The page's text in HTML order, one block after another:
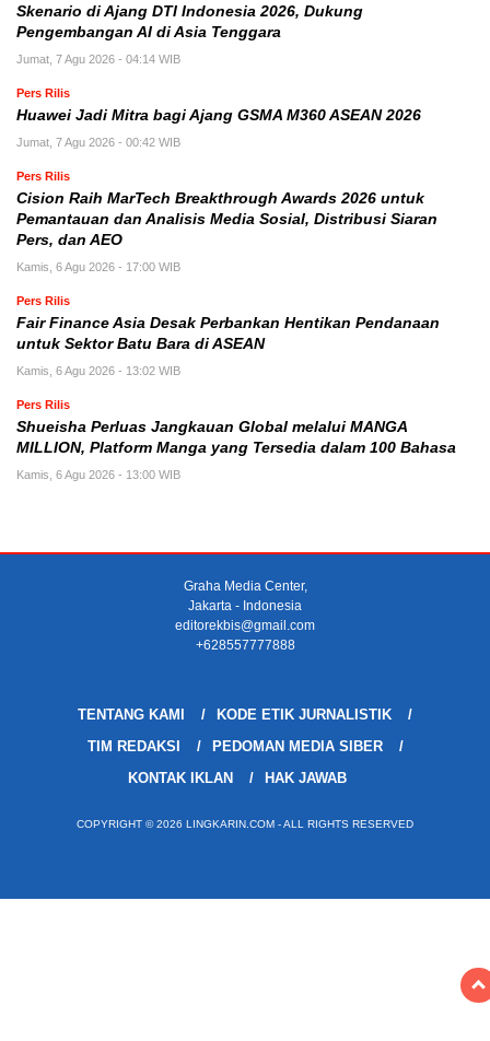
Skenario di Ajang DTI Indonesia 2026, Dukung
Pengembangan AI di Asia Tenggara
Jumat, 7 Agu 2026 - 04:14 WIB
Pers Rilis
Huawei Jadi Mitra bagi Ajang GSMA M360 ASEAN 2026
Jumat, 7 Agu 2026 - 00:42 WIB
Pers Rilis
Cision Raih MarTech Breakthrough Awards 2026 untuk
Pemantauan dan Analisis Media Sosial, Distribusi Siaran
Pers, dan AEO
Kamis, 6 Agu 2026 - 17:00 WIB
Pers Rilis
Fair Finance Asia Desak Perbankan Hentikan Pendanaan
untuk Sektor Batu Bara di ASEAN
Kamis, 6 Agu 2026 - 13:02 WIB
Pers Rilis
Shueisha Perluas Jangkauan Global melalui MANGA
MILLION, Platform Manga yang Tersedia dalam 100 Bahasa
Kamis, 6 Agu 2026 - 13:00 WIB
Graha Media Center,
Jakarta - Indonesia
editorekbis@gmail.com
+628557777888
TENTANG KAMI
KODE ETIK JURNALISTIK
TIM REDAKSI
PEDOMAN MEDIA SIBER
KONTAK IKLAN
HAK JAWAB
COPYRIGHT © 2026 LINGKARIN.COM - ALL RIGHTS RESERVED